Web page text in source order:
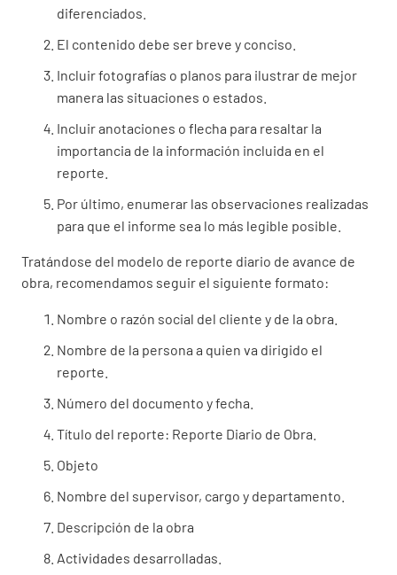
diferenciados.
El contenido debe ser breve y conciso.
Incluir fotografías o planos para ilustrar de mejor
manera las situaciones o estados.
Incluir anotaciones o flecha para resaltar la
importancia de la información incluida en el
reporte.
Por último, enumerar las observaciones realizadas
para que el informe sea lo más legible posible.
Tratándose del modelo de reporte diario de avance de
obra, recomendamos seguir el siguiente formato:
Nombre o razón social del cliente y de la obra.
Nombre de la persona a quien va dirigido el
reporte.
Número del documento y fecha.
Título del reporte: Reporte Diario de Obra.
Objeto
Nombre del supervisor, cargo y departamento.
Descripción de la obra
Actividades desarrolladas.